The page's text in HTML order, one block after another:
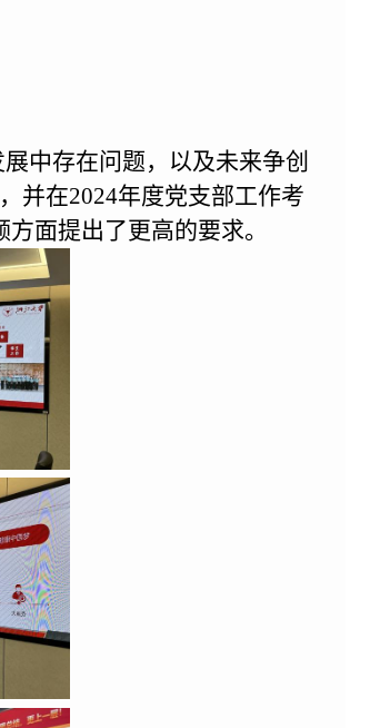
中存在问题，以及未来争创
， 并在2024年度党支部工作考
面提出了更高的要求。